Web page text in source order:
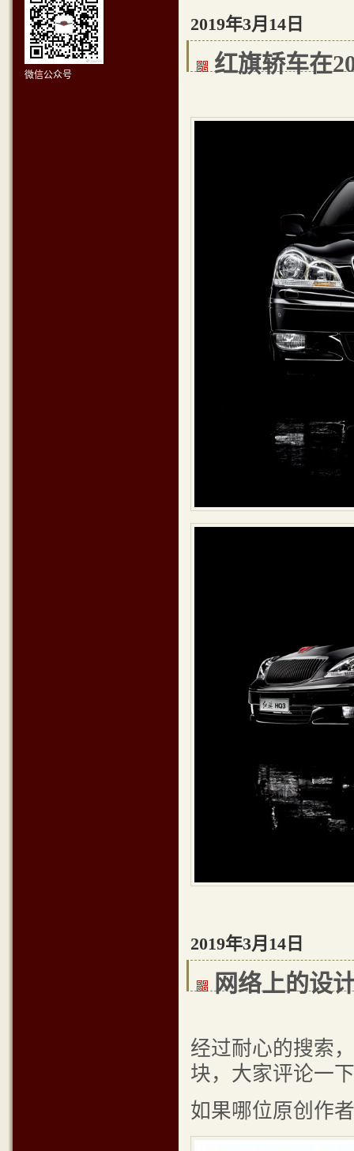
2019年3月14日
红旗轿车在
2019年3月14日
网络上的设
经过耐心的搜索
块，大家评论一
如果哪位原创作
微信公众号